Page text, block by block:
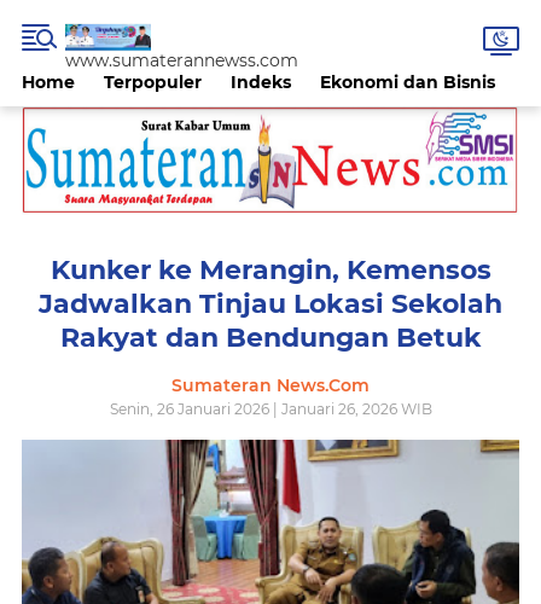
Home Terpopuler Indeks Ekonomi dan Bisnis
www.sumaterannewss.com
Kunker ke Merangin, Kemensos
Jadwalkan Tinjau Lokasi Sekolah
Rakyat dan Bendungan Betuk
Sumateran News.Com
Senin, 26 Januari 2026 | Januari 26, 2026 WIB